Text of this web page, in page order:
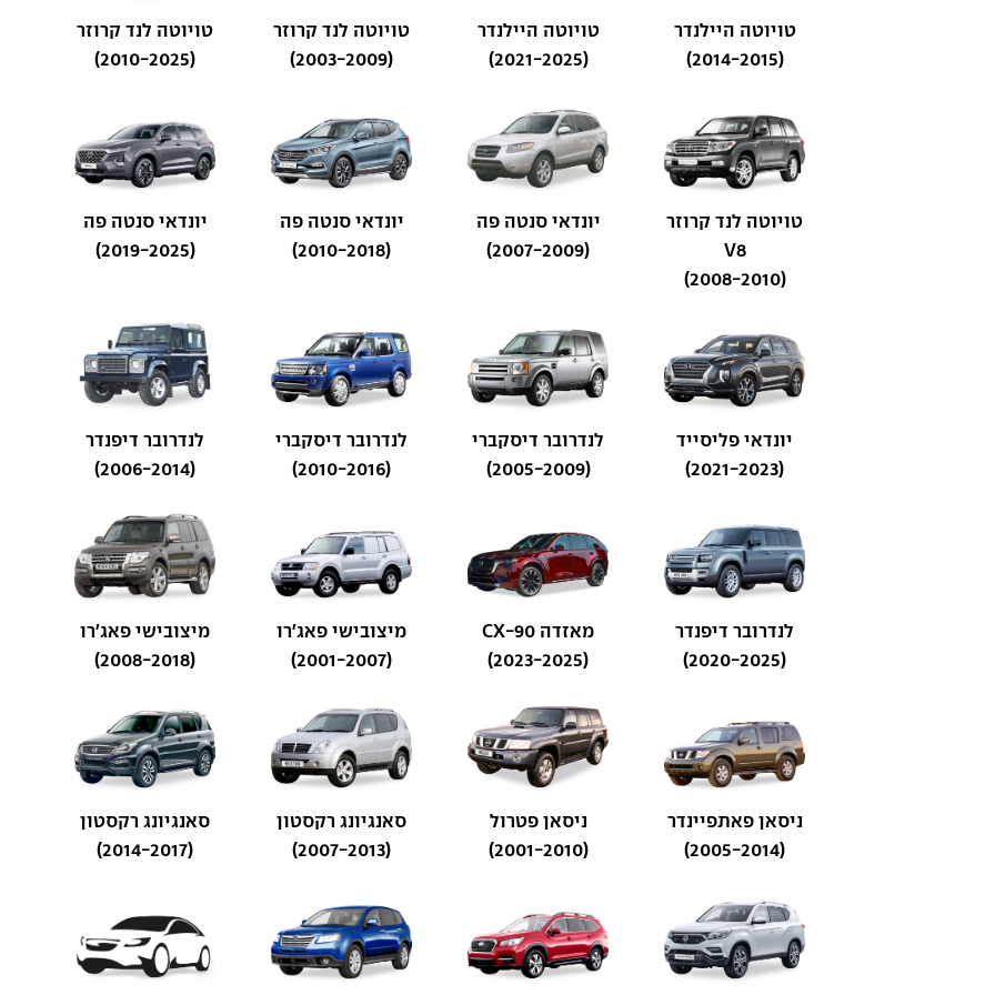
טויוטה היילנדר
(2014-2015)
טויוטה היילנדר
(2021-2025)
טויוטה לנד קרוזר
(2003-2009)
טויוטה לנד קרוזר
(2010-2025)
טויוטה לנד קרוזר
V8
(2008-2010)
יונדאי סנטה פה
(2007-2009)
יונדאי סנטה פה
(2010-2018)
יונדאי סנטה פה
(2019-2025)
יונדאי פליסייד
(2021-2023)
לנדרובר דיסקברי
(2005-2009)
לנדרובר דיסקברי
(2010-2016)
לנדרובר דיפנדר
(2006-2014)
לנדרובר דיפנדר
(2020-2025)
מאזדה CX-90
(2023-2025)
מיצובישי פאג'רו
(2001-2007)
מיצובישי פאג'רו
(2008-2018)
ניסאן פאתפיינדר
(2005-2014)
ניסאן פטרול
(2001-2010)
סאנגיונג רקסטון
(2007-2013)
סאנגיונג רקסטון
(2014-2017)